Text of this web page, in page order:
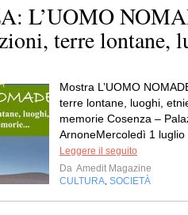
L’UOMO
terre lontane,
Mostra L’UOMO
terre lontane, luoghi,
memorie Cosenza –
ArnoneMercoledì 1 luglio
Leggere il seguito
Da Amedit Magazine
CULTURA SOCIETÀ